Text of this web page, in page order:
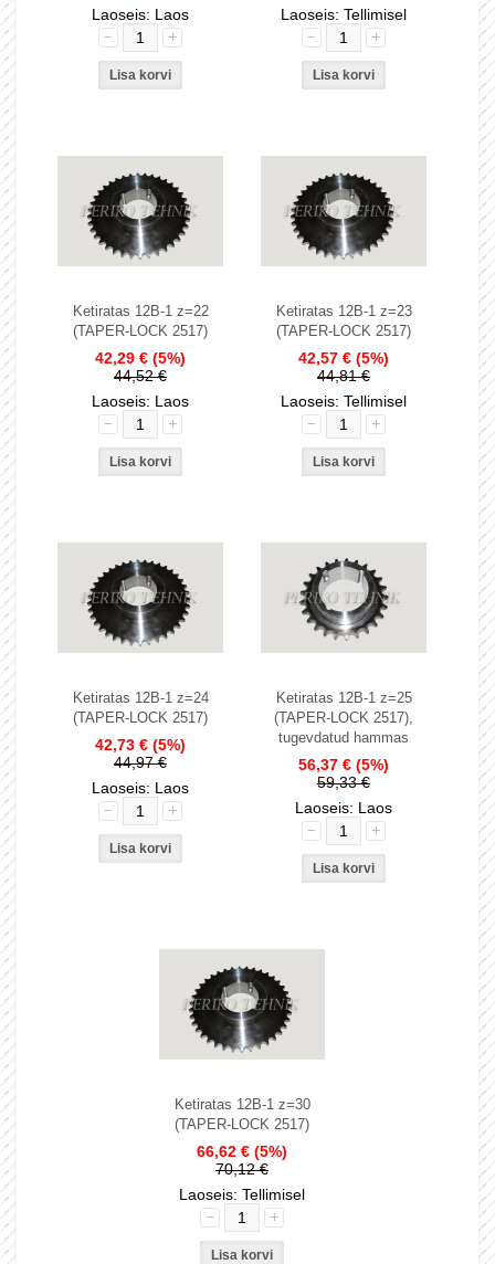
Laoseis: Laos
Laoseis: Tellimisel
Ketiratas 12B-1 z=22
(TAPER-LOCK 2517)
42,29 € (5%)
44,52 €
Laoseis: Laos
Ketiratas 12B-1 z=23
(TAPER-LOCK 2517)
42,57 € (5%)
44,81 €
Laoseis: Tellimisel
Ketiratas 12B-1 z=24
(TAPER-LOCK 2517)
42,73 € (5%)
44,97 €
Laoseis: Laos
Ketiratas 12B-1 z=25
(TAPER-LOCK 2517),
tugevdatud hammas
56,37 € (5%)
59,33 €
Laoseis: Laos
Ketiratas 12B-1 z=30
(TAPER-LOCK 2517)
66,62 € (5%)
70,12 €
Laoseis: Tellimisel